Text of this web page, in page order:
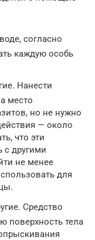
согласно
каждую особь
Нанести
место
но не нужно
— около
что эти
с другими
не менее
для
Средство
поверхность тела